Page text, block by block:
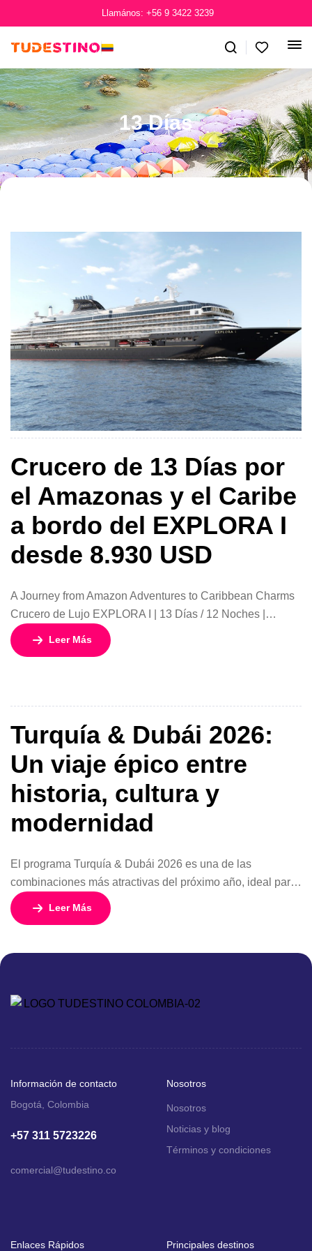
Llamános: +56 9 3422 3239
13 Días
Crucero de 13 Días por
el Amazonas y el Caribe
a bordo del EXPLORA I
desde 8.930 USD
A Journey from Amazon Adventures to Caribbean Charms
Crucero de Lujo EXPLORA I | 13 Días / 12 Noches |
Manaos a San Juan Embárcate en una travesía
extraordinaria que conecta dos de los escenarios naturales
A bordo del […]
Leer Más
Turquía & Dubái 2026:
Un viaje épico entre
historia, cultura y
modernidad
El programa Turquía & Dubái 2026 es una de las
combinaciones más atractivas del próximo año, ideal para
viajeros que buscan vivir dos mundos completamente
distintos en una sola aventura. Con una tarifa especial 2×1
ofrece salidas diarias (excepto domingos) durante la
Leer Más
Información de contacto
Bogotá, Colombia
+57 311 5723226
comercial@tudestino.co
Nosotros
Nosotros
Noticias y blog
Términos y condiciones
Enlaces Rápidos Principales destinos